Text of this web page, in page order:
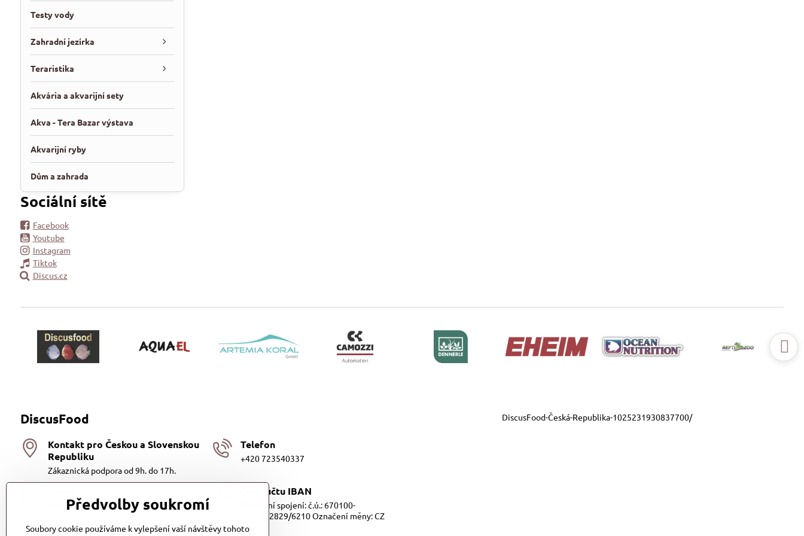
Testy vody
Zahradní jezírka
Teraristika
Akvária a akvarijní sety
Akva - Tera Bazar výstava
Akvarijní ryby
Dům a zahrada
Sociální sítě
Facebook
Youtube
Instagram
Tiktok
Discus.cz
DiscusFood
Kontakt pro Českou a Slovenskou
Republiku
Zákaznická podpora od 9h. do 17h.
Telefon
+420 723540337
info@discusfood.cz
Číslo účtu IBAN
Bankovní spojení: č.ú.: 670100-
2212852829/6210 Označení měny: CZ
DiscusFood-Česká-Republika-1025231930837700/
Předvolby soukromí
Soubory cookie používáme k vylepšení vaší návštěvy tohoto